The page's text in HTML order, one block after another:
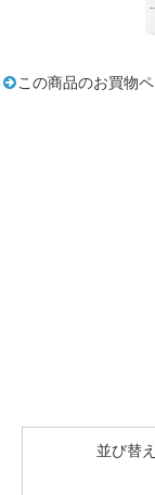
この商品のお買物
並び替え